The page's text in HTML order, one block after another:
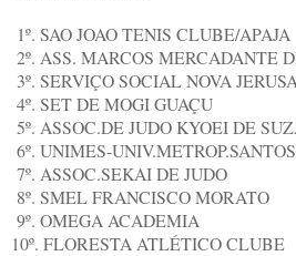
1º. SAO JOAO TENIS CLUBE/APAJA
2º. ASS. MARCOS MERCADANTE
3º. SERVIÇO SOCIAL NOVA
4º. SET DE MOGI GUAÇU
5º. ASSOC.DE JUDO KYOEI DE
6º. UNIMES-UNIV.METROP.SANTOS
7º. ASSOC.SEKAI DE JUDO
8º. SMEL FRANCISCO MORATO
9º. OMEGA ACADEMIA
10º. FLORESTA ATLÉTICO CLUBE